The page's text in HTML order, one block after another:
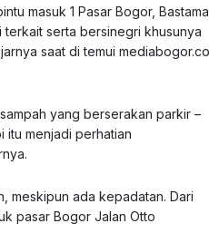
masuk 1 Pasar Bogor,
terkait serta bersinegri khusunya
saat di temui
yang berserakan parkir –
itu menjadi perhatian
meskipun ada kepadatan. Dari
pasar Bogor Jalan Otto